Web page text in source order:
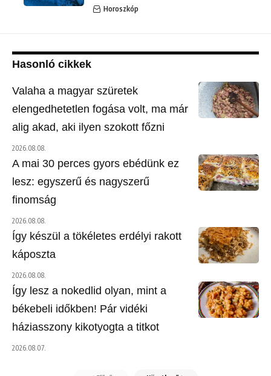
Horoszkóp
Hasonló cikkek
Valaha a magyar szüretek
elengedhetetlen fogása volt, ma már
alig akad, aki ilyen szokott főzni
2026.08.08.
A mai 30 perces gyors ebédünk ez
lesz: egyszerű és nagyszerű
finomság
2026.08.08.
Így készül a tökéletes erdélyi rakott
káposzta
2026.08.08.
Így lesz a nokedlid olyan, mint a
békebeli időkben! Pár vidéki
háziasszony kikotyogta a titkot
2026.08.07.